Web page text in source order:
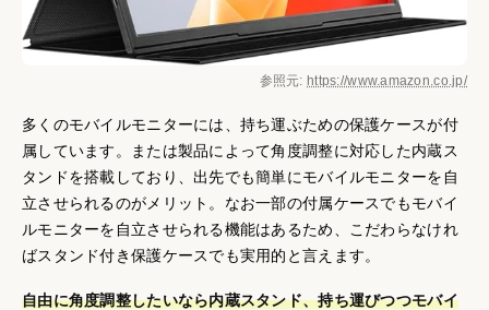
参照元: https://www.amazon.co.jp/
多くのモバイルモニターには、持ち運ぶための保護ケースが付
属しています。または製品によって角度調整に対応した内蔵ス
タンドを搭載しており、出先でも簡単にモバイルモニターを自
立させられるのがメリット。なお一部の付属ケースでもモバイ
ルモニターを自立させられる機能はあるため、こだわらなけれ
ばスタンド付き保護ケースでも実用的と言えます。
自由に角度調整したいなら内蔵スタンド、持ち運びつつモバイ